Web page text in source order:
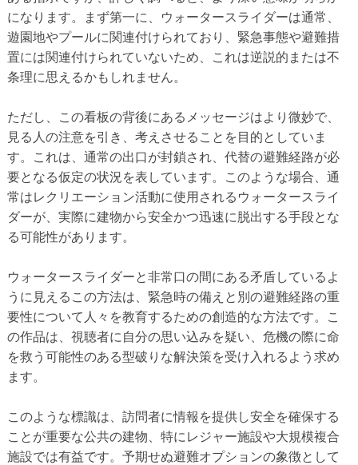
になります。まず第一に、ウォータースライダーは通常、
遊園地やプールに関連付けられており、緊急事態や避難措
置には関連付けられていないため、これは逆説的または不
条理に思えるかもしれません。
ただし、この看板の背後にあるメッセージはより微妙で、
見る人の注意を引き、考えさせることを目的としていま
す。これは、通常の出口が封鎖され、代替の避難経路が必
要となる仮定の状況を表しています。このような場合、通
常はレクリエーション活動に使用されるウォータースライ
ダーが、実際に建物から安全かつ迅速に脱出する手段とな
る可能性があります。
ウォータースライダーと非常口の間にある矛盾しているよ
うに見えるこの方法は、緊急時の備えと別の避難経路の重
要性について人々を教育するための創造的な方法です。こ
の作品は、視聴者に自分の思い込みを疑い、危機の際に命
を救う可能性のある型破りな解決策を受け入れるよう求め
ます。
このような標識は、訪問者に情報を提供し安全を確保する
ことが重要な公共の建物、特にレジャー施設や大規模複合
施設では有益です。予期せぬ避難オプションの象徴として